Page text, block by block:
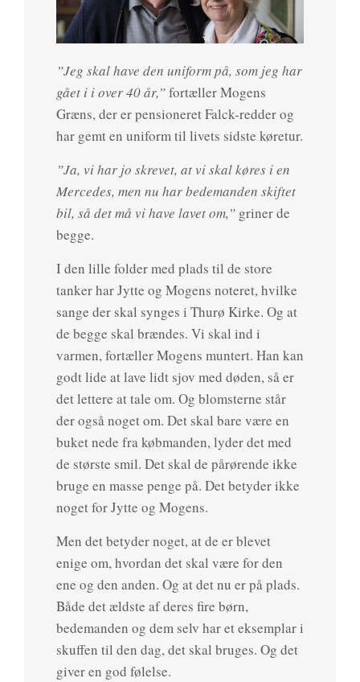
”Jeg skal have den uniform på, som jeg har
gået i i over 40 år,”fortæller Mogens
Græns, der er pensioneret Falck-redder og
har gemt en uniform til livets sidste køretur.
”Ja, vi har jo skrevet, at vi skal køres i en
Mercedes, men nu har bedemanden skiftet
bil, så det må vi have lavet om,” griner de
begge.
I den lille folder med plads til de store
tanker har Jytte og Mogens noteret, hvilke
sange der skal synges i Thurø Kirke. Og at
de begge skal brændes. Vi skal ind i
varmen, fortæller Mogens muntert. Han kan
godt lide at lave lidt sjov med døden, så er
det lettere at tale om. Og blomsterne står
der også noget om. Det skal bare være en
buket nede fra købmanden, lyder det med
de største smil. Det skal de pårørende ikke
bruge en masse penge på. Det betyder ikke
noget for Jytte og Mogens.
Men det betyder noget, at de er blevet
enige om, hvordan det skal være for den
ene og den anden. Og at det nu er på plads.
Både det ældste af deres fire børn,
bedemanden og dem selv har et eksemplar i
skuffen til den dag, det skal bruges. Og det
giver en god følelse.